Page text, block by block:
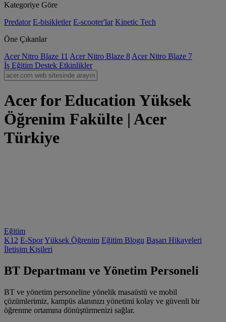
Kategoriye Göre
Predator E-bisikletler E-scooter'lar Kinetic Tech
Öne Çıkanlar
Acer Nitro Blaze 11 Acer Nitro Blaze 8 Acer Nitro Blaze 7
İş Eğitim Destek Etkinlikler
Acer for Education Yüksek
Öğrenim Fakülte | Acer
Türkiye
Eğitim
K12 E-SporYüksek Öğrenim Eğitim Blogu Başarı Hikayeleri
İletişim Kişileri
BT Departmanı ve Yönetim Personeli
BT ve yönetim personeline yönelik masaüstü ve mobil
çözümlerimiz, kampüs alanınızı yönetimi kolay ve güvenli bir
öğrenme ortamına dönüştürmenizi sağlar.